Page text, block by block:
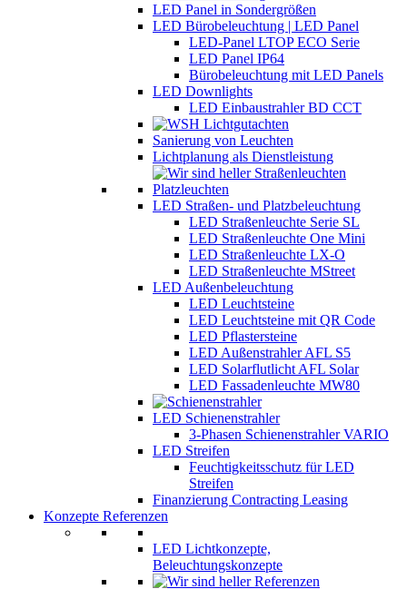
LED Panel in Sondergrößen
LED Bürobeleuchtung | LED Panel
LED-Panel LTOP ECO Serie
LED Panel IP64
Bürobeleuchtung mit LED Panels
LED Downlights
LED Einbaustrahler BD CCT
Sanierung von Leuchten
Lichtplanung als Dienstleistung
LED Straßen- und Platzbeleuchtung
LED Straßenleuchte Serie SL
LED Straßenleuchte One Mini
LED Straßenleuchte LX-O
LED Straßenleuchte MStreet
LED Außenbeleuchtung
LED Leuchtsteine
LED Leuchtsteine mit QR Code
LED Pflastersteine
LED Außenstrahler AFL S5
LED Solarflutlicht AFL Solar
LED Fassadenleuchte MW80
LED Schienenstrahler
3-Phasen Schienenstrahler VARIO
LED Streifen
Feuchtigkeitsschutz für LED
Streifen
Finanzierung Contracting Leasing
Konzepte Referenzen
LED Lichtkonzepte,
Beleuchtungskonzepte